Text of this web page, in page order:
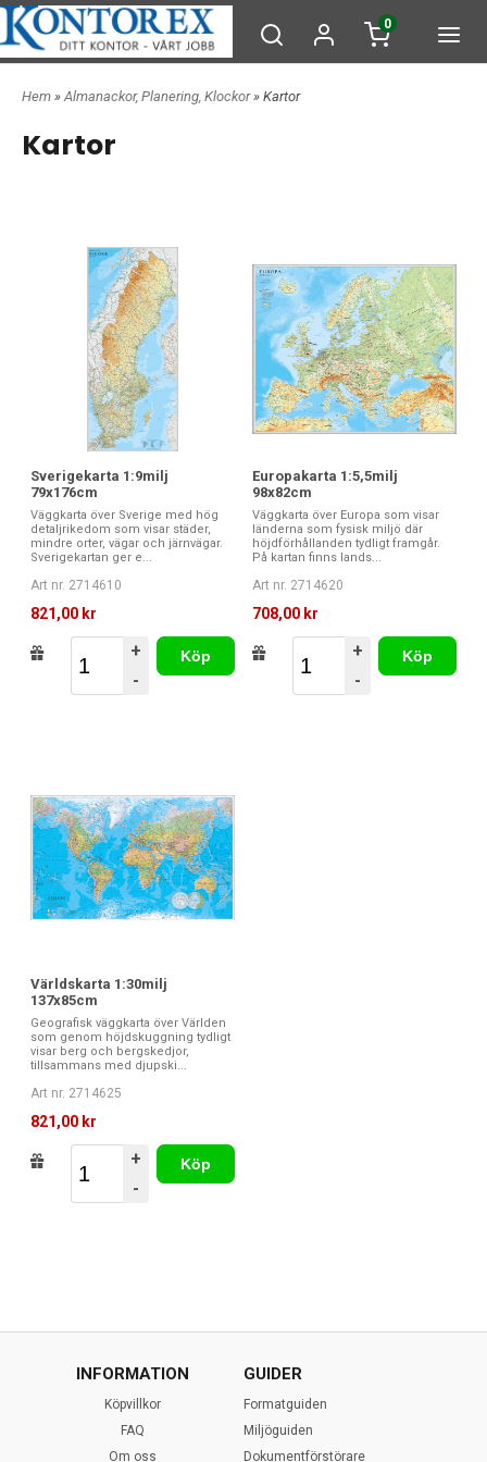
0
Hem »Almanackor, Planering, Klockor» Kartor
Kartor
Sverigekarta 1:9milj
79x176cm
Väggkarta över Sverige med hög
detaljrikedom som visar städer,
mindre orter, vägar och järnvägar.
Sverigekartan ger e...
Art nr. 2714610
821,00 kr
+
-
Köp
Europakarta 1:5,5milj
98x82cm
Väggkarta över Europa som visar
länderna som fysisk miljö där
höjdförhållanden tydligt framgår.
På kartan finns lands...
Art nr. 2714620
708,00 kr
+
-
Köp
Världskarta 1:30milj
137x85cm
Geografisk väggkarta över Världen
som genom höjdskuggning tydligt
visar berg och bergskedjor,
tillsammans med djupski...
Art nr. 2714625
821,00 kr
+
-
Köp
INFORMATION
Köpvillkor
FAQ
Om oss
GUIDER
Formatguiden
Miljöguiden
Dokumentförstörare